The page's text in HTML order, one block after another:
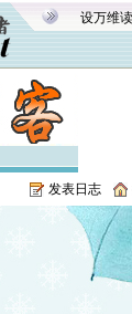
设万维
发表日志